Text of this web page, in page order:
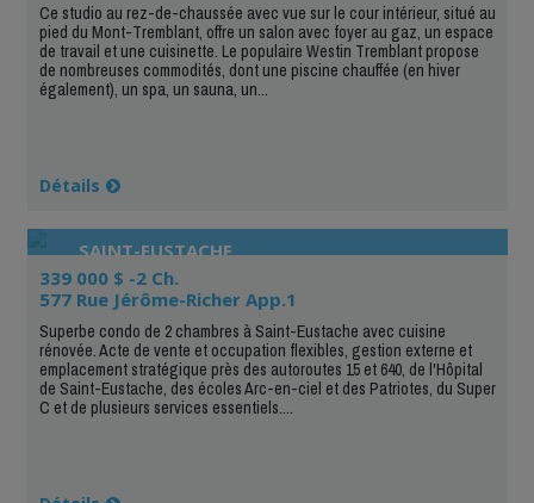
Ce studio au rez-de-chaussée avec vue sur le cour intérieur, situé au
pied du Mont-Tremblant, offre un salon avec foyer au gaz, un espace
de travail et une cuisinette. Le populaire Westin Tremblant propose
de nombreuses commodités, dont une piscine chauffée (en hiver
également), un spa, un sauna, un...
Détails
SAINT-EUSTACHE
339 000 $ -2 Ch.
577 Rue Jérôme-Richer App.1
Superbe condo de 2 chambres à Saint-Eustache avec cuisine
rénovée. Acte de vente et occupation flexibles, gestion externe et
emplacement stratégique près des autoroutes 15 et 640, de l'Hôpital
de Saint-Eustache, des écoles Arc-en-ciel et des Patriotes, du Super
C et de plusieurs services essentiels....